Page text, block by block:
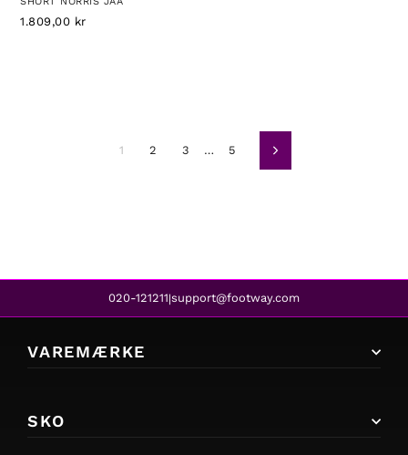
1.809,00 kr
1 2 3 … 5 Næste
020-121211|support@footway.com
VAREMÆRKE
SKO